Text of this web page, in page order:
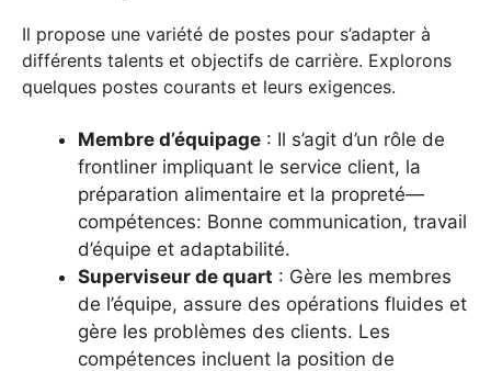
Il propose une variété de postes pour s’adapter à
différents talents et objectifs de carrière. Explorons
quelques postes courants et leurs exigences.
Membre d’équipage : Il s’agit d’un rôle de
frontliner impliquant le service client, la
préparation alimentaire et la propreté—
compétences: Bonne communication, travail
d’équipe et adaptabilité.
Superviseur de quart : Gère les membres
de l’équipe, assure des opérations fluides et
gère les problèmes des clients. Les
compétences incluent la position de